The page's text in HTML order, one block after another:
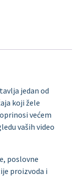
jedan od
koji žele
većem
vaših video
poslovne
proizvoda i